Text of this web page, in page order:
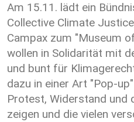
Am 15.11. lädt ein
Collective Climate
Campax zum "Museum
wollen in Solidarität mit
und bunt für
dazu in einer Art "Pop-
Protest, Widerstand und
zeigen und die vielen